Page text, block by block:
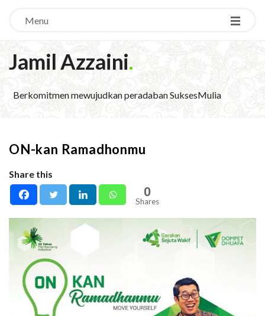
Menu
Jamil Azzaini.
Berkomitmen mewujudkan peradaban SuksesMulia
ON-kan Ramadhonmu
Share this
0
Shares